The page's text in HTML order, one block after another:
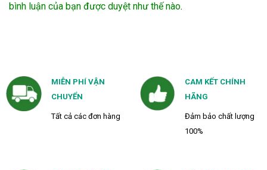
bình luận của bạn được duyệt như thế nào.
MIỄN PHÍ VẬN
CHUYỂN
Tất cả các đơn hàng
CAM KẾT CHÍNH
HÃNG
Đảm bảo chất lượng
100%